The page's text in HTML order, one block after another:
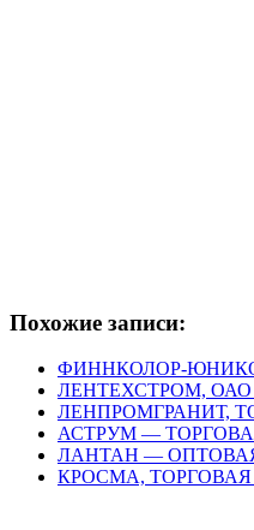
Похожие записи:
ФИННКОЛОР-
ЛЕНТЕХСТРОМ,
ЛЕНПРОМГРАНИТ,
АСТРУМ —
ЛАНТАН —
КРОСМА,